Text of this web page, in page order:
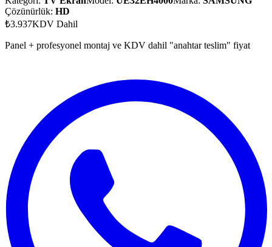
Çözünürlük: HD
₺3.937KDV Dahil
Panel + profesyonel montaj ve KDV dahil "anahtar teslim" fiyat